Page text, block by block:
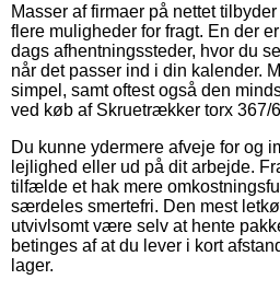
Masser af firmaer på nettet
flere muligheder for fragt. En der
dags afhentningssteder, hvor du
når det passer ind i din kalender.
simpel, samt oftest også den
ved køb af Skruetrækker torx 367/
Du kunne ydermere afveje for og
lejlighed eller ud på dit arbejde.
tilfælde et hak mere
særdeles smertefri. Den mest
utvivlsomt være selv at hente
betinges af at du lever i kort
lager.